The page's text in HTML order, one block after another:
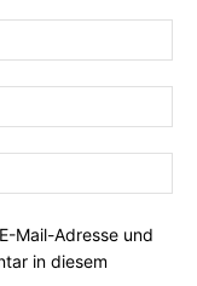
Mail-Adresse und
in diesem